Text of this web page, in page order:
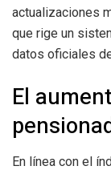
actualizaciones
que rige un
datos oficiales
El
En línea con el